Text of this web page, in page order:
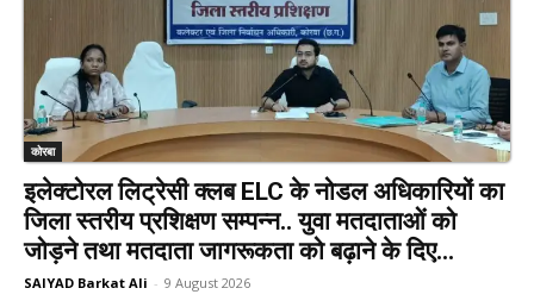
कोरबा
इलेक्टोरल लिट्रेसी क्लब ELC के नोडल अधिकारियों का
जिला स्तरीय प्रशिक्षण सम्पन्न.. युवा मतदाताओं को
जोड़ने तथा मतदाता जागरूकता को बढ़ाने के दिए...
SAIYAD Barkat Ali - 9 August 2026